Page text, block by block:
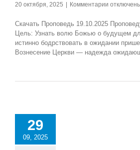
20 октября, 2025 Комментарии к
19.10.2025
проповедь,
Скачать Проповедь 19.10.2025
Цель: Узнать волю Божью о будущем
истинно бодрствовать в ожидании
Вознесение Церкви — надежда
29
09, 2025